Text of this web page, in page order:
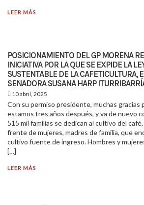
LEER MÁS
POSICIONAMIENTO DEL GP MORENA
INICIATIVA POR LA QUE SE EXPIDE LA
SUSTENTABLE DE LA CAFETICULTURA,
SENADORA SUSANA HARP
10 abril, 2025
Con su permiso presidente, muchas gracias
estamos tres años después, y va de nuevo
515 mil familias se dedican al cultivo del
frente de mujeres, madres de familia, que
cultivo fuente de ingreso. Hombres y
[…]
LEER MÁS